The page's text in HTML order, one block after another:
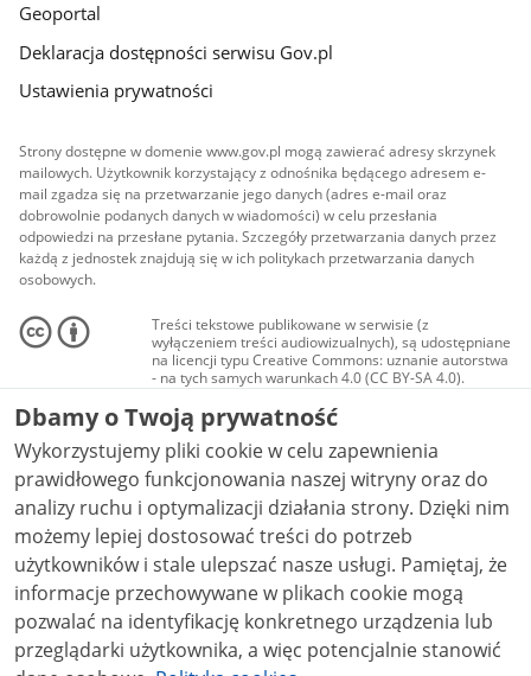
Geoportal
Deklaracja dostępności serwisu Gov.pl
Ustawienia prywatności
Strony dostępne w domenie www.gov.pl mogą zawierać adresy skrzynek
mailowych. Użytkownik korzystający z odnośnika będącego adresem e-
mail zgadza się na przetwarzanie jego danych (adres e-mail oraz
dobrowolnie podanych danych w wiadomości) w celu przesłania
odpowiedzi na przesłane pytania. Szczegóły przetwarzania danych przez
każdą z jednostek znajdują się w ich politykach przetwarzania danych
osobowych.
Treści tekstowe publikowane w serwisie (z
wyłączeniem treści audiowizualnych), są udostępniane
na licencji typu Creative Commons: uznanie autorstwa
- na tych samych warunkach 4.0 (CC BY-SA 4.0).
Materiały audiowizualne, w tym zdjęcia, materiały
audio i wideo, są udostępniane na licencji typu
Creative Commons: uznanie autorstwa użycie
niekomercyjne - bez utworów zależnych 4.0 (CC BY-
NC-ND 4.0), o ile nie jest to stwierdzone inaczej.
Dbamy o Twoją prywatność
Wykorzystujemy pliki cookie w celu zapewnienia
prawidłowego funkcjonowania naszej witryny oraz do
analizy ruchu i optymalizacji działania strony. Dzięki nim
możemy lepiej dostosować treści do potrzeb
użytkowników i stale ulepszać nasze usługi. Pamiętaj, że
informacje przechowywane w plikach cookie mogą
pozwalać na identyfikację konkretnego urządzenia lub
przeglądarki użytkownika, a więc potencjalnie stanowić